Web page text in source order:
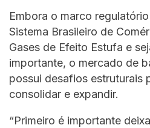
Embora o marco
Sistema Brasileiro de
Gases de Efeito Estufa e
importante, o mercado de
possui desafios estruturais
consolidar e expandir.
“Primeiro é importante